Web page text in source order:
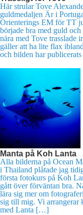
Här strular Tove
guldmedaljen Är i
Orienterings EM för TT
började bra med guld
nära med Tove trasslade
gäller att ha lite flax
och bilden har
Manta på Koh Lanta
Alla bilderna på Ocean
i Thailand plåtade jag
första fotokurs på Koh
gått över förväntan bra.
lära sig mer om
sig till mig. Vi arrangerar
med Lanta […]